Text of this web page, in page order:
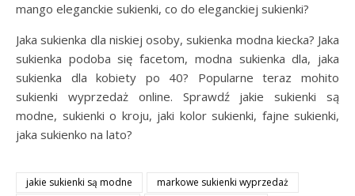
mango eleganckie sukienki, co do eleganckiej sukienki?
Jaka sukienka dla niskiej osoby, sukienka modna kiecka? Jaka
sukienka podoba się facetom, modna sukienka dla, jaka
sukienka dla kobiety po 40? Popularne teraz mohito
sukienki wyprzedaż online. Sprawdź jakie sukienki są
modne, sukienki o kroju, jaki kolor sukienki, fajne sukienki,
jaka sukienko na lato?
jakie sukienki są modne
markowe sukienki wyprzedaż